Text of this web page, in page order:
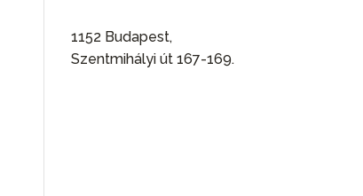
1152 Budapest,
Szentmihályi út 167-169.